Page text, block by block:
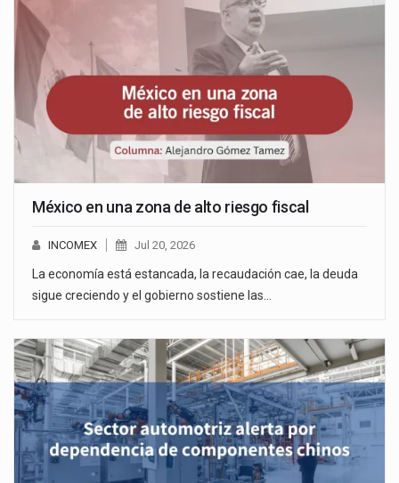
México en una zona de alto riesgo fiscal
INCOMEX Jul 20, 2026
La economía está estancada, la recaudación cae, la deuda
sigue creciendo y el gobierno sostiene las…